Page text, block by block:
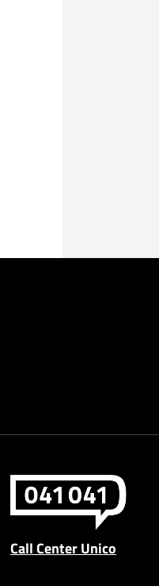
Call Center Unico